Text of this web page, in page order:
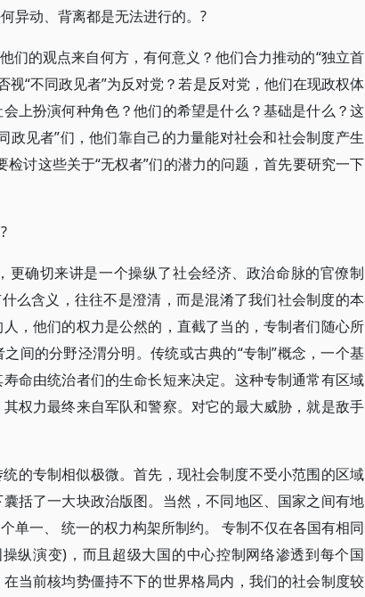
异动、背离都是无法进行的。?
们的观点来自何方，有何意义？他们合力推动的“独立首
“不同政见者”为反对党？若是反对党，他们在现政权体
上扮演何种角色？他们的希望是什么？基础是什么？这
政见者”们，他们靠自己的力量能对社会和社会制度产生
讨这些关于“无权者”们的潜力的问题，首先要研究一下
更确切来讲是一个操纵了社会经济、政治命脉的官僚制
么含义，往往不是澄清，而是混淆了我们社会制度的本
，他们的权力是公然的，直截了当的，专制者们随心所
间的分野泾渭分明。传统或古典的“专制”概念，一个基
命由统治者们的生命长短来决定。这种专制通常有区域
权力最终来自军队和警察。对它的最大威胁，就是敌手
的专制相似极微。首先，现社会制度不受小范围的区域
括了一大块政治版图。当然，不同地区、国家之间有地
单一、 统一的权力构架所制约。 专制不仅在各国有相同
纵演变)，而且超级大国的中心控制网络渗透到每个国
当前核均势僵持不下的世界格局内，我们的社会制度较